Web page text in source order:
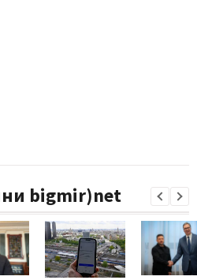
bigmir)net